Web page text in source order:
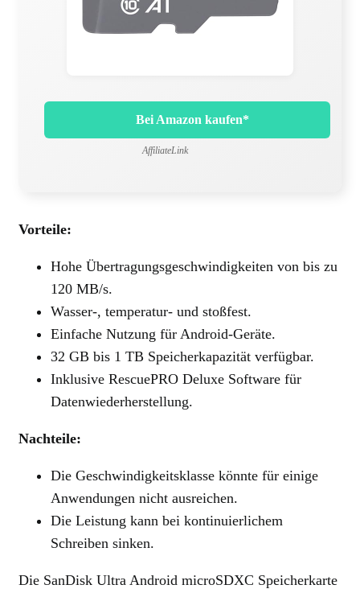
Bei Amazon kaufen*
AffiliateLink
Vorteile:
Hohe Übertragungsgeschwindigkeiten von bis zu
120 MB/s.
Wasser-, temperatur- und stoßfest.
Einfache Nutzung für Android-Geräte.
32 GB bis 1 TB Speicherkapazität verfügbar.
Inklusive RescuePRO Deluxe Software für
Datenwiederherstellung.
Nachteile:
Die Geschwindigkeitsklasse könnte für einige
Anwendungen nicht ausreichen.
Die Leistung kann bei kontinuierlichem
Schreiben sinken.
Die SanDisk Ultra Android microSDXC Speicherkarte